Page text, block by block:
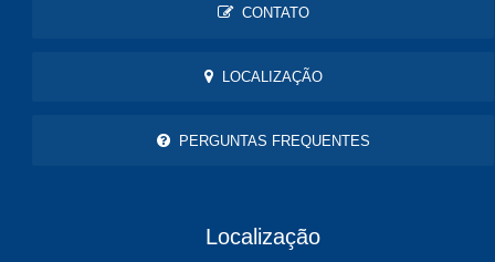
CONTATO
LOCALIZAÇÃO
PERGUNTAS FREQUENTES
Localização